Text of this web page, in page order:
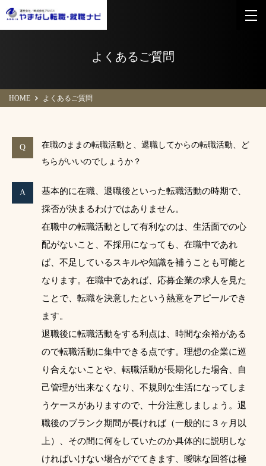
よくあるご質問
HOME よくあるご質問
在職のままの転職活動と、退職してからの転職活動、ど
ちらがいいのでしょうか？
基本的に在職、退職後といった転職活動の時期で、
採否が決まるわけではありません。
在職中の転職活動として有利なのは、生活面での心
配がないこと、不採用になっても、在職中であれ
ば、不足しているスキルや知識を補うことも可能と
なります。在職中であれば、応募企業の求人を見た
ことで、転職を決意したという熱意をアピールでき
ます。
退職後に転職活動をする利点は、時間な余裕がある
ので転職活動に集中できる点です。理想の企業に巡
り合えないことや、転職活動が長期化した場合、自
己管理が出来なくなり、不規則な生活になってしま
うケースがありますので、十分注意しましょう。退
職後のブランク期間が長ければ（一般的に３ヶ月以
上）、その間に何をしていたのか具体的に説明しな
ければいけない場合がでてきます、曖昧な回答は極